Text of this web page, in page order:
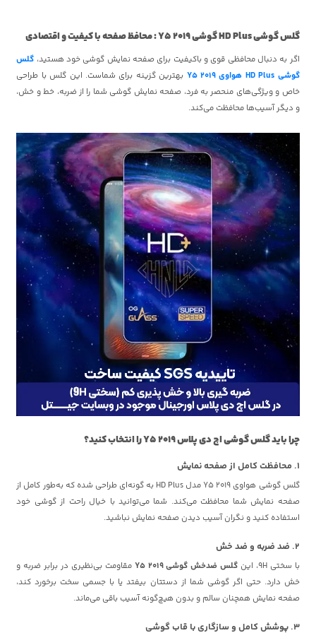
گلس گوشی HD Plus گوشی Y5 2019 : محافظ صفحه با کیفیت و اقتصادی
اگر به دنبال محافظی قوی و باکیفیت برای صفحه نمایش گوشی خود هستید، گلس
گوشی HD Plus هواوی Y5 2019
بهترین گزینه برای شماست. این گلس با طراحی
خاص و ویژگی‌های منحصر به فرد، صفحه نمایش گوشی شما را از ضربه، خط و خش،
و دیگر آسیب‌ها محافظت می‌کند.
چرا باید گلس گوشی اچ دی پلاس Y5 2019 را انتخاب کنید؟
1. محافظت کامل از صفحه نمایش
گلس گوشی هواوی Y5 2019 مدل HD Plus به گونه‌ای طراحی شده که به‌طور کامل از
صفحه نمایش شما محافظت می‌کند. شما می‌توانید با خیال راحت از گوشی خود
استفاده کنید و نگران آسیب دیدن صفحه نمایش نباشید.
2. ضد ضربه و ضد خش
با سختی 9H، این گلس ضدخش گوشی Y5 2019
مقاومت بی‌نظیری در برابر ضربه و
خش دارد. حتی اگر گوشی شما از دستتان بیفتد یا با جسمی سخت برخورد کند،
صفحه نمایش همچنان سالم و بدون هیچ‌گونه آسیب باقی می‌ماند.
3. پوشش کامل و سازگاری با قاب گوشی